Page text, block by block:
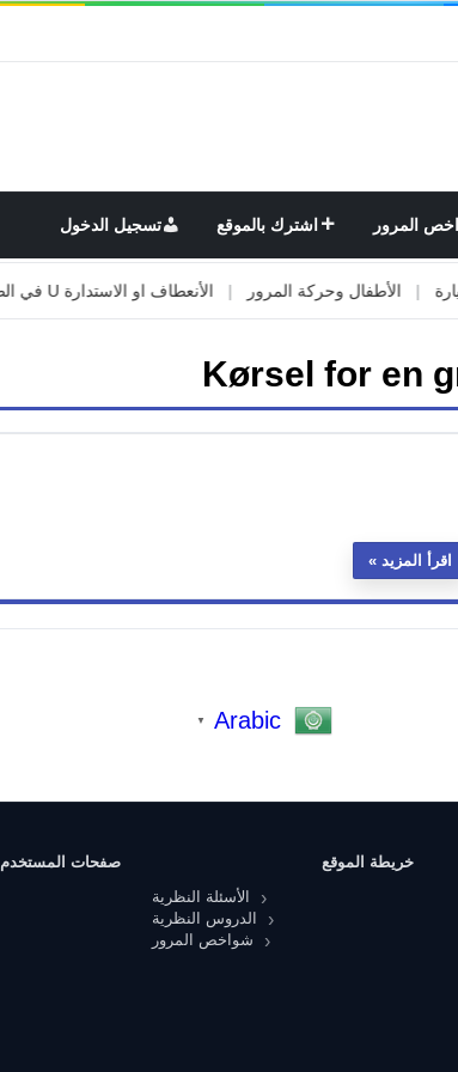
المرور اشترك بالموقع تسجيل الدخول
الأطفال وحركة المرور | الأنعطاف او الاستدارة U في الطريق
Kørsel for en
اقرأ المزيد
Arabic
▼
خريطة الموقع
الأسئلة النظرية
الدروس النظرية
شواخص المرور
صفحات المستخدم